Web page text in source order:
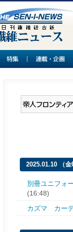
2025.01.10 （金
別冊ユニフォ
(16:48)
カズマ カー